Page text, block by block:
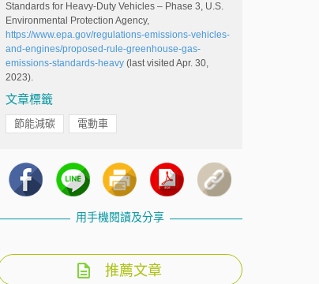
Standards for Heavy-Duty Vehicles – Phase 3, U.S.
Environmental Protection Agency,
https://www.epa.gov/regulations-emissions-vehicles-
and-engines/proposed-rule-greenhouse-gas-
emissions-standards-heavy(last visited Apr. 30,
2023).
文章標籤
節能減碳 電動車
用手機閱讀及分享
推薦文章